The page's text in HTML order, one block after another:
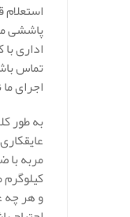
پاششی
اداری
تماس
اجرای
به طور
و هر چه